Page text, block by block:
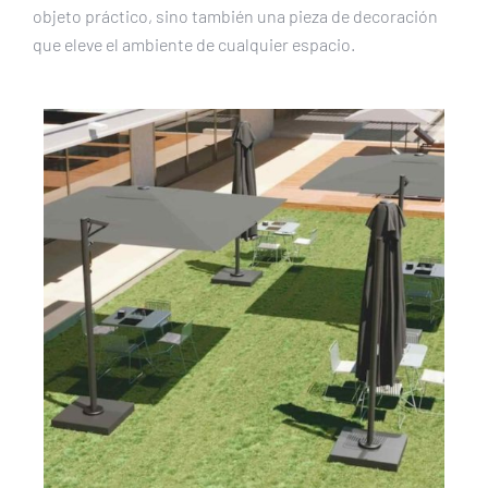
objeto práctico, sino también una pieza de decoración
que eleve el ambiente de cualquier espacio.